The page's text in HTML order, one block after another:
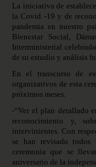
La iniciativa de
la Covid -19 y de
pandemia en nuestro
Bienestar Social,
Interministerial
de su estudio y análisis
En el transcurso de
organizativos de esta
próximos meses.
-“Ver el plan detallado
reconocimiento y,
intervinientes. Con
se han revisado
ceremonia que se
aniversario de la